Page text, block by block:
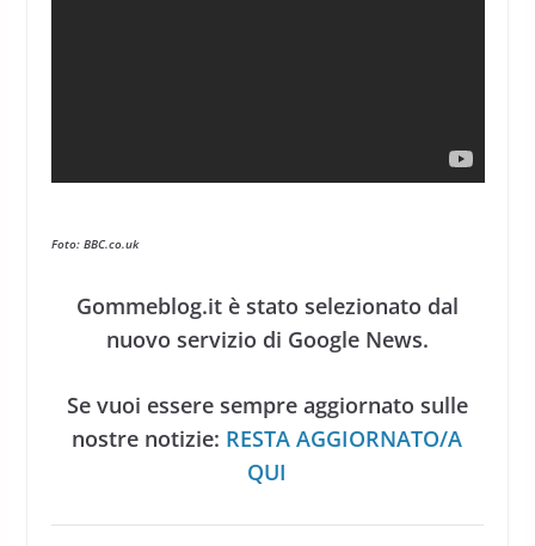
Foto: BBC.co.uk
Gommeblog.it è stato selezionato dal
nuovo servizio di Google News.
Se vuoi essere sempre aggiornato sulle
nostre notizie: RESTA AGGIORNATO/A
QUI